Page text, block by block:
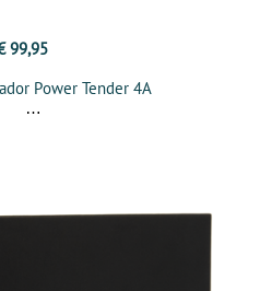
99,95
Power Tender 4A